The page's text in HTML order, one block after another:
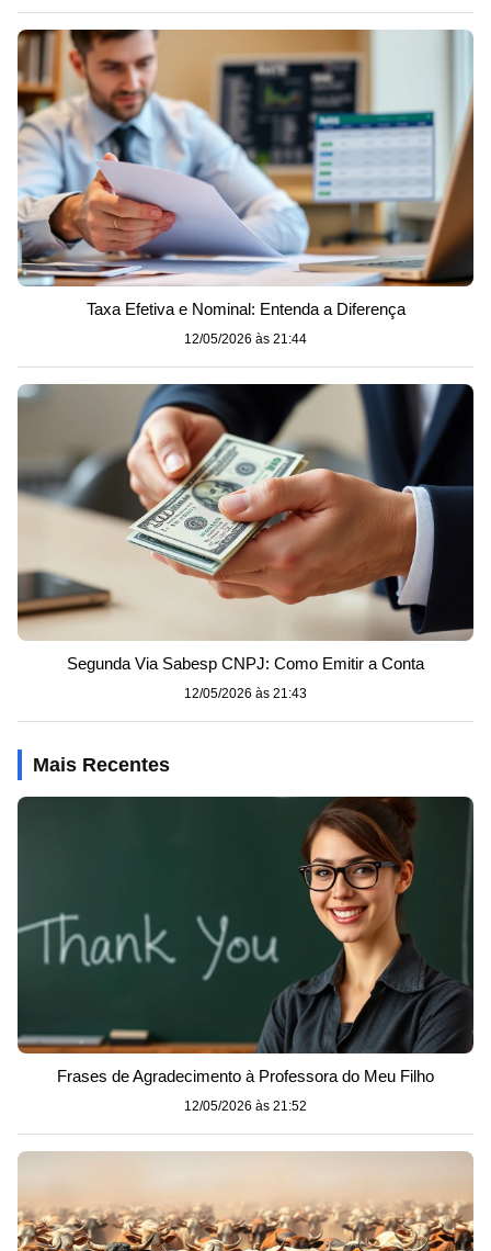
Taxa Efetiva e Nominal: Entenda a Diferença
12/05/2026 às 21:44
Segunda Via Sabesp CNPJ: Como Emitir a Conta
12/05/2026 às 21:43
Mais Recentes
Frases de Agradecimento à Professora do Meu Filho
12/05/2026 às 21:52